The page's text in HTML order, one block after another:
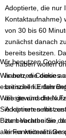
Adoptierte, die nur
Kontaktaufnahme)
von 30 bis 60
zunächst danach
bereits besitzen.
sie haben wollen
haben, die diese
britischen
die gewünschten
Adoptierten mit
zum Verarbeiten
einen weiteren
Wir benutzen
Wir nutzen Cookies
essenziell für den
Website und die
Sie können selbst
Bitte beachten Sie,
alle Funktionalitäten